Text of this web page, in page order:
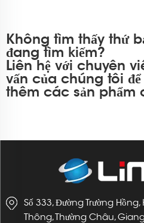
Không tìm thấy thứ
đang tìm kiếm?
Liên hệ với chuyên
vấn của chúng tôi để
thêm các sản phẩm
Số 333, Đường Trường
Thông, Thường Châu,